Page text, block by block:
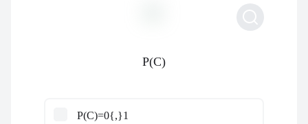
P(C)
P(C)=0{,}1